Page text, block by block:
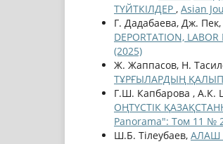
ТҮЙТКІЛДЕР , Asian
Г. Дадабаева, Дж. Пек,
DEPORTATION,
(2025)
Ж. Жаппасов, Н.
ТҰРҒЫЛАРДЫҢ
Г.Ш. Капбарова , А.К.
ОҢТҮСТІК
Panorama": Том 11 №
Ш.Б. Тілеубаев, АЛАШ